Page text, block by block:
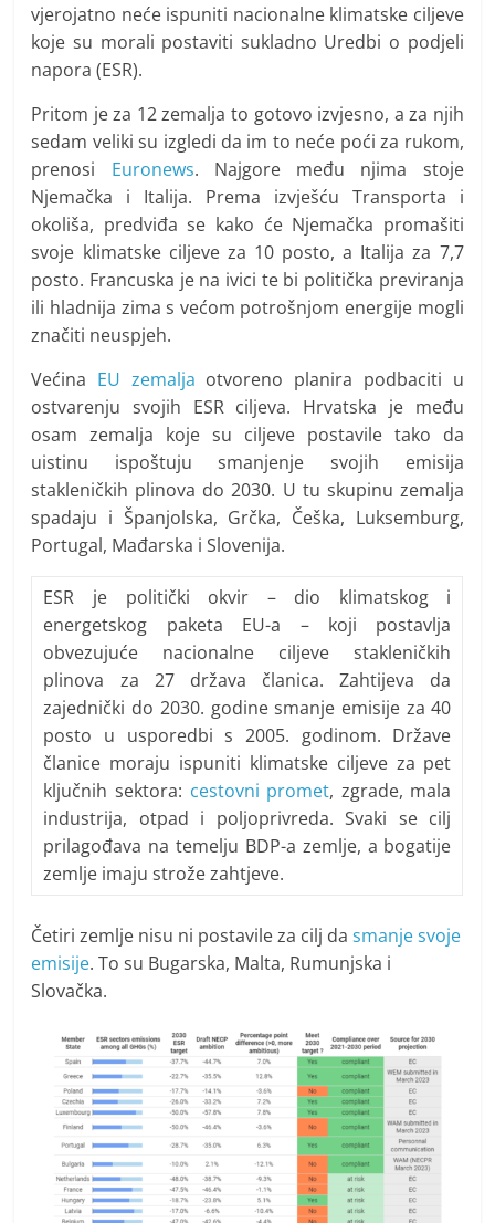
vjerojatno neće ispuniti nacionalne klimatske ciljeve
koje su morali postaviti sukladno Uredbi o podjeli
napora (ESR).
Pritom je za 12 zemalja to gotovo izvjesno, a za njih
sedam veliki su izgledi da im to neće poći za rukom,
prenosi Euronews. Najgore među njima stoje
Njemačka i Italija. Prema izvješću Transporta i
okoliša, predviđa se kako će Njemačka promašiti
svoje klimatske ciljeve za 10 posto, a Italija za 7,7
posto. Francuska je na ivici te bi politička previranja
ili hladnija zima s većom potrošnjom energije mogli
značiti neuspjeh.
Većina EU zemalja otvoreno planira podbaciti u
ostvarenju svojih ESR ciljeva. Hrvatska je među
osam zemalja koje su ciljeve postavile tako da
uistinu ispoštuju smanjenje svojih emisija
stakleničkih plinova do 2030. U tu skupinu zemalja
spadaju i Španjolska, Grčka, Češka, Luksemburg,
Portugal, Mađarska i Slovenija.
ESR je politički okvir – dio klimatskog i
energetskog paketa EU-a – koji postavlja
obvezujuće nacionalne ciljeve stakleničkih
plinova za 27 država članica. Zahtijeva da
zajednički do 2030. godine smanje emisije za 40
posto u usporedbi s 2005. godinom. Države
članice moraju ispuniti klimatske ciljeve za pet
ključnih sektora: cestovni promet, zgrade, mala
industrija, otpad i poljoprivreda. Svaki se cilj
prilagođava na temelju BDP-a zemlje, a bogatije
zemlje imaju strože zahtjeve.
Četiri zemlje nisu ni postavile za cilj da smanje svoje
emisije. To su Bugarska, Malta, Rumunjska i
Slovačka.